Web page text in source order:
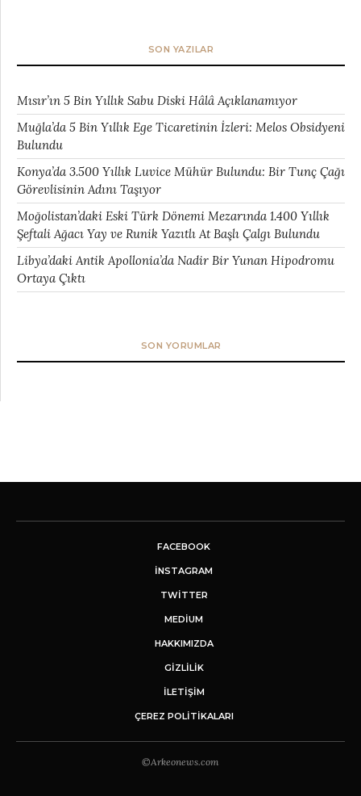
SON YAZILAR
Mısır’ın 5 Bin Yıllık Sabu Diski Hâlâ Açıklanamıyor
Muğla’da 5 Bin Yıllık Ege Ticaretinin İzleri: Melos Obsidyeni
Bulundu
Konya’da 3.500 Yıllık Luvice Mühür Bulundu: Bir Tunç Çağı
Görevlisinin Adını Taşıyor
Moğolistan’daki Eski Türk Dönemi Mezarında 1.400 Yıllık
Şeftali Ağacı Yay ve Runik Yazıtlı At Başlı Çalgı Bulundu
Libya’daki Antik Apollonia’da Nadir Bir Yunan Hipodromu
Ortaya Çıktı
SON YORUMLAR
FACEBOOK
INSTAGRAM
TWITTER
MEDIUM
HAKKIMIZDA
GİZLİLİK
İLETIŞIM
ÇEREZ POLITIKALARI
©Arkeonews.com